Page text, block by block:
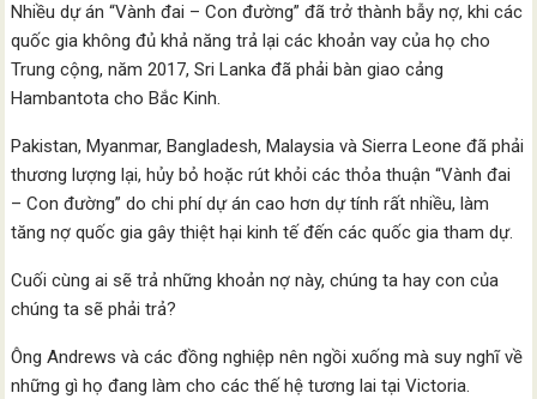
Nhiều dự án “Vành đai – Con đường” đã trở thành bẫy nợ, khi các
quốc gia không đủ khả năng trả lại các khoản vay của họ cho
Trung cộng, năm 2017, Sri Lanka đã phải bàn giao cảng
Hambantota cho Bắc Kinh.
Pakistan, Myanmar, Bangladesh, Malaysia và Sierra Leone đã phải
thương lượng lại, hủy bỏ hoặc rút khỏi các thỏa thuận “Vành đai
– Con đường” do chi phí dự án cao hơn dự tính rất nhiều, làm
tăng nợ quốc gia gây thiệt hại kinh tế đến các quốc gia tham dự.
Cuối cùng ai sẽ trả những khoản nợ này, chúng ta hay con của
chúng ta sẽ phải trả?
Ông Andrews và các đồng nghiệp nên ngồi xuống mà suy nghĩ về
những gì họ đang làm cho các thế hệ tương lai tại Victoria.